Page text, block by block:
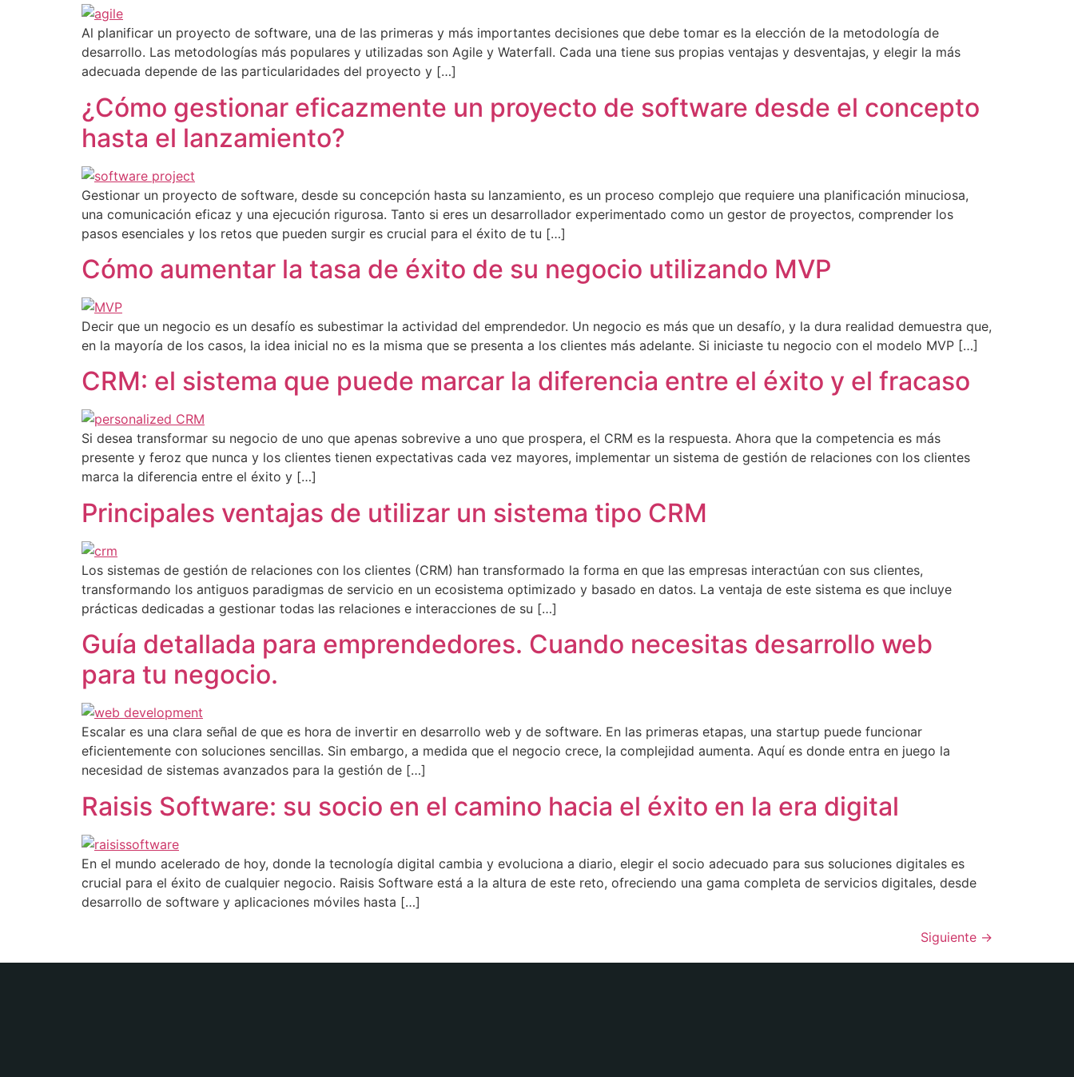
Al planificar un proyecto de software, una de las primeras y más importantes decisiones que debe tomar es la elección de la metodología de
desarrollo. Las metodologías más populares y utilizadas son Agile y Waterfall. Cada una tiene sus propias ventajas y desventajas, y elegir la más
adecuada depende de las particularidades del proyecto y […]
¿Cómo gestionar eficazmente un proyecto de software desde el concepto
hasta el lanzamiento?
Gestionar un proyecto de software, desde su concepción hasta su lanzamiento, es un proceso complejo que requiere una planificación minuciosa,
una comunicación eficaz y una ejecución rigurosa. Tanto si eres un desarrollador experimentado como un gestor de proyectos, comprender los
pasos esenciales y los retos que pueden surgir es crucial para el éxito de tu […]
Cómo aumentar la tasa de éxito de su negocio utilizando MVP
Decir que un negocio es un desafío es subestimar la actividad del emprendedor. Un negocio es más que un desafío, y la dura realidad demuestra que,
en la mayoría de los casos, la idea inicial no es la misma que se presenta a los clientes más adelante. Si iniciaste tu negocio con el modelo MVP […]
CRM: el sistema que puede marcar la diferencia entre el éxito y el fracaso
Si desea transformar su negocio de uno que apenas sobrevive a uno que prospera, el CRM es la respuesta. Ahora que la competencia es más
presente y feroz que nunca y los clientes tienen expectativas cada vez mayores, implementar un sistema de gestión de relaciones con los clientes
marca la diferencia entre el éxito y […]
Principales ventajas de utilizar un sistema tipo CRM
Los sistemas de gestión de relaciones con los clientes (CRM) han transformado la forma en que las empresas interactúan con sus clientes,
transformando los antiguos paradigmas de servicio en un ecosistema optimizado y basado en datos. La ventaja de este sistema es que incluye
prácticas dedicadas a gestionar todas las relaciones e interacciones de su […]
Guía detallada para emprendedores. Cuando necesitas desarrollo web
para tu negocio.
Escalar es una clara señal de que es hora de invertir en desarrollo web y de software. En las primeras etapas, una startup puede funcionar
eficientemente con soluciones sencillas. Sin embargo, a medida que el negocio crece, la complejidad aumenta. Aquí es donde entra en juego la
necesidad de sistemas avanzados para la gestión de […]
Raisis Software: su socio en el camino hacia el éxito en la era digital
En el mundo acelerado de hoy, donde la tecnología digital cambia y evoluciona a diario, elegir el socio adecuado para sus soluciones digitales es
crucial para el éxito de cualquier negocio. Raisis Software está a la altura de este reto, ofreciendo una gama completa de servicios digitales, desde
desarrollo de software y aplicaciones móviles hasta […]
Siguiente →